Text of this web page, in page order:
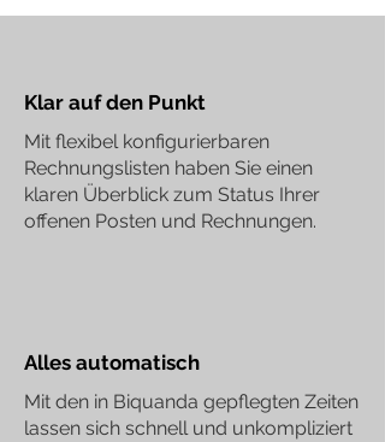
Klar auf den Punkt
Mit flexibel konfigurierbaren
Rechnungslisten haben Sie einen
klaren Überblick zum Status Ihrer
offenen Posten und Rechnungen.
Alles automatisch
Mit den in Biquanda gepflegten Zeiten
lassen sich schnell und unkompliziert